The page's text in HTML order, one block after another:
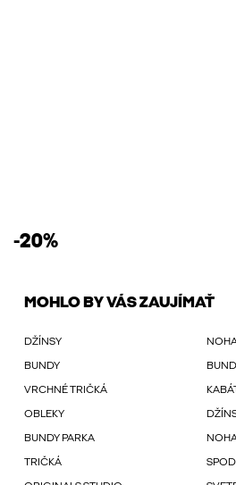
-20%
MOHLO BY VÁS ZAUJÍMAŤ
DŽÍNSY
BUNDY
VRCHNÉ TRIČKÁ
OBLEKY
BUNDY PARKA
TRIČKÁ